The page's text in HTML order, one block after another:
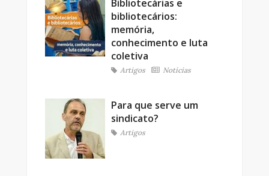
Bibliotecárias e
bibliotecários:
memória,
conhecimento e luta
coletiva
Artigos Notícias
Para que serve um
sindicato?
Artigos